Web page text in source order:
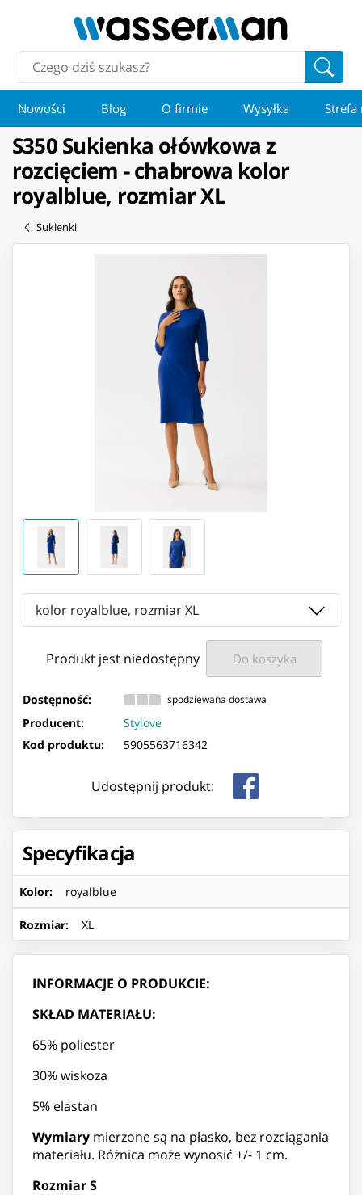
Nowości Blog O firmie Wysyłka Strefa
S350 Sukienka ołówkowa z
rozcięciem - chabrowa kolor
royalblue, rozmiar XL
Sukienki
kolor royalblue, rozmiar XL
Produkt jest niedostępny Do koszyka
Dostępność: spodziewana dostawa
Producent:
Stylove
Kod produktu:
5905563716342
Udostępnij produkt:
Specyfikacja
Kolor: royalblue
Rozmiar: XL
INFORMACJE O PRODUKCIE:
SKŁAD MATERIAŁU:
65% poliester
30% wiskoza
5% elastan
Wymiary mierzone są na płasko, bez rozciągania
materiału. Różnica może wynosić +/- 1 cm.
Rozmiar S